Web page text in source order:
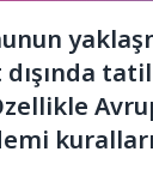
dışında